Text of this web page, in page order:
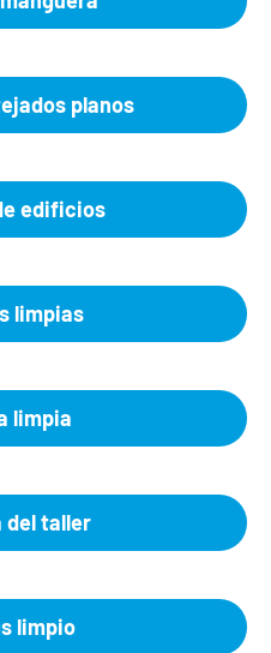
planos
edificios
limpias
limpia
del taller
limpio